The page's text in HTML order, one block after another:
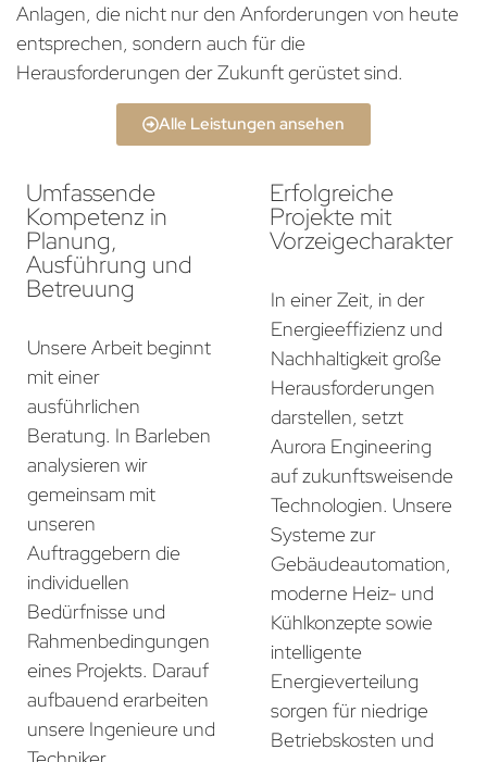
Anlagen, die nicht nur den Anforderungen von heute
entsprechen, sondern auch für die
Herausforderungen der Zukunft gerüstet sind.
Alle Leistungen ansehen
Umfassende
Kompetenz in
Planung,
Ausführung und
Betreuung
Unsere Arbeit beginnt
mit einer
ausführlichen
Beratung. In Barleben
analysieren wir
gemeinsam mit
unseren
Auftraggebern die
individuellen
Bedürfnisse und
Rahmenbedingungen
eines Projekts. Darauf
aufbauend erarbeiten
unsere Ingenieure und
Erfolgreiche
Projekte mit
Vorzeigecharakter
In einer Zeit, in der
Energieeffizienz und
Nachhaltigkeit große
Herausforderungen
darstellen, setzt
Aurora Engineering
auf zukunftsweisende
Technologien. Unsere
Systeme zur
Gebäudeautomation,
moderne Heiz- und
Kühlkonzepte sowie
intelligente
Energieverteilung
sorgen für niedrige
Betriebskosten und